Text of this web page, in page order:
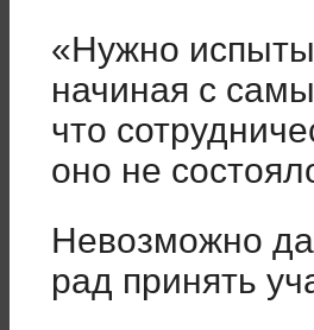
«Нужно
начиная с
что
оно не
Невозможно
рад принять